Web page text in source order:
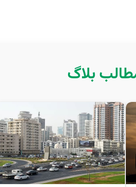
بلاگ